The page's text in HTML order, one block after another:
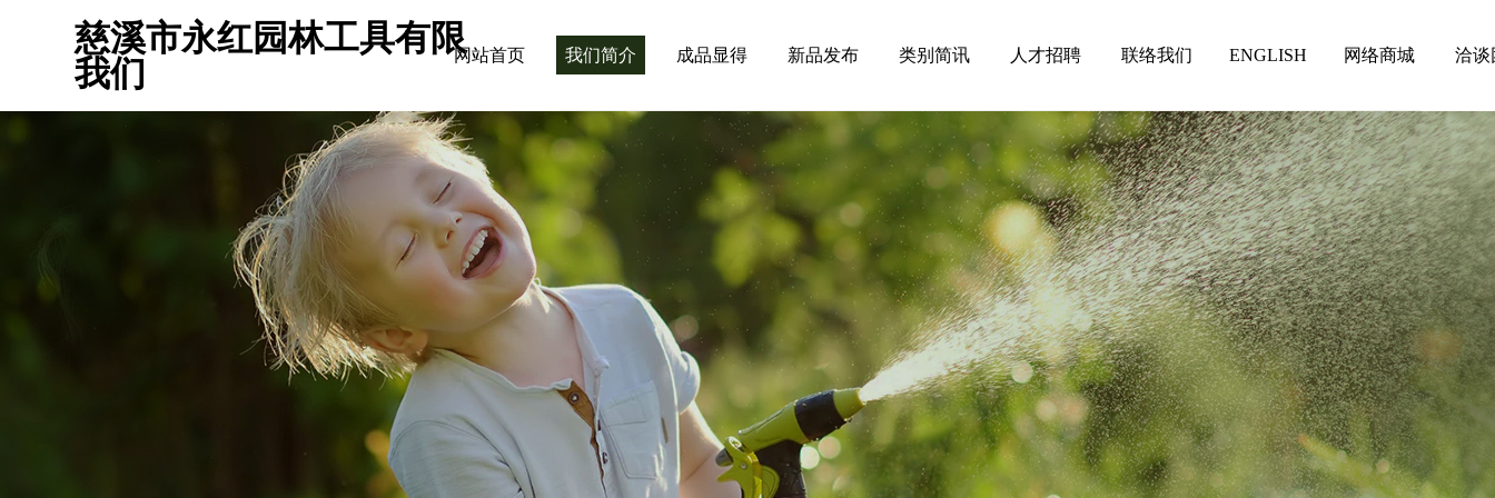
慈溪市永红园林工具有限
我们
网站首页 我们简介 成品显得 新品发布 类别简讯 人才招聘 联络我们 ENGLISH 网络商城 洽谈